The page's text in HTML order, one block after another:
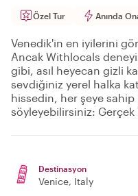
Özel Tur Anında
Venedik'in en iyilerini
Ancak Withlocals
gibi, asıl heyecan gizli
sevdiğiniz yerel halka
hissedin, her şeye
söyleyebilirsiniz:
Destinasyon
Venice, Italy